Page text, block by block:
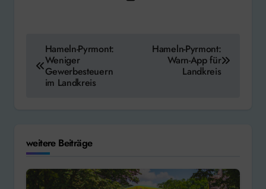
Beitragsnavigation
Hameln-Pyrmont:
Weniger
Gewerbesteuern
im Landkreis
Hameln-Pyrmont:
Warn-App für
Landkreis
weitere Beiträge